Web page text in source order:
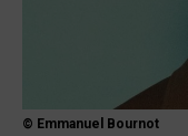
© Emmanuel Bournot